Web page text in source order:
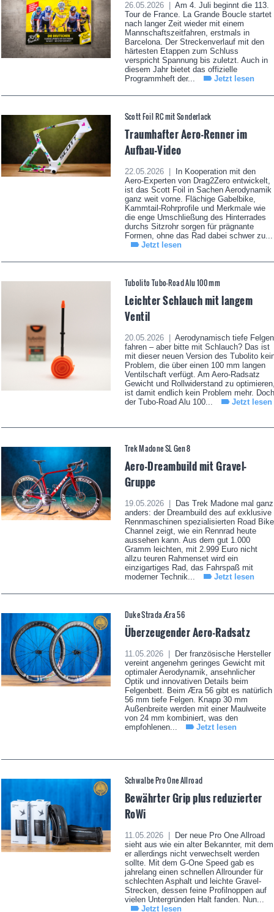
26.05.2026 |
Am 4. Juli beginnt die 113.
Tour de France. La Grande Boucle startet
nach langer Zeit wieder mit einem
Mannschaftszeitfahren, erstmals in
Barcelona. Der Streckenverlauf mit den
härtesten Etappen zum Schluss
verspricht Spannung bis zuletzt. Auch in
diesem Jahr bietet das offizielle
Programmheft der...
Jetzt lesen
Scott Foil RC mit Sonderlack
Traumhafter Aero-Renner im
Aufbau-Video
22.05.2026 |
In Kooperation mit den
Aero-Experten von Drag2Zero entwickelt,
ist das Scott Foil in Sachen Aerodynamik
ganz weit vorne. Flächige Gabelbike,
Kammtail-Rohrprofile und Merkmale wie
die enge Umschließung des Hinterrades
durchs Sitzrohr sorgen für prägnante
Formen, ohne das Rad dabei schwer zu...
Jetzt lesen
Tubolito Tubo-Road Alu 100 mm
Leichter Schlauch mit langem
Ventil
20.05.2026 |
Aerodynamisch tiefe Felgen
fahren – aber bitte mit Schlauch? Das ist
mit dieser neuen Version des Tubolito
Problem, die über einen 100 mm langen
Ventilschaft verfügt. Am Aero-Radsatz
Gewicht und Rollwiderstand zu
ist damit endlich kein Problem mehr. Doch
der Tubo-Road Alu 100...
Jetzt lesen
Trek Madone SL Gen 8
Aero-Dreambuild mit Gravel-
Gruppe
19.05.2026 |
Das Trek Madone mal ganz
anders: der Dreambuild des auf exklusive
Rennmaschinen spezialisierten Road Bike
Channel zeigt, wie ein Rennrad heute
aussehen kann. Aus dem gut 1.000
Gramm leichten, mit 2.999 Euro nicht
allzu teuren Rahmenset wird ein
einzigartiges Rad, das Fahrspaß mit
moderner Technik...
Jetzt lesen
Duke Strada Æra 56
Überzeugender Aero-Radsatz
11.05.2026 |
Der französische Hersteller
vereint angenehm geringes Gewicht mit
optimaler Aerodynamik, ansehnlicher
Optik und innovativen Details beim
Felgenbett. Beim Æra 56 gibt es natürlich
56 mm tiefe Felgen. Knapp 30 mm
Außenbreite werden mit einer Maulweite
von 24 mm kombiniert, was den
empfohlenen...
Jetzt lesen
Schwalbe Pro One Allroad
Bewährter Grip plus reduzierter
RoWi
11.05.2026 |
Der neue Pro One Allroad
sieht aus wie ein alter Bekannter, mit dem
er allerdings nicht verwechselt werden
sollte. Mit dem G-One Speed gab es
jahrelang einen schnellen Allrounder für
schlechten Asphalt und leichte Gravel-
Strecken, dessen feine Profilnoppen auf
vielen Untergründen Halt fanden. Nun...
Jetzt lesen